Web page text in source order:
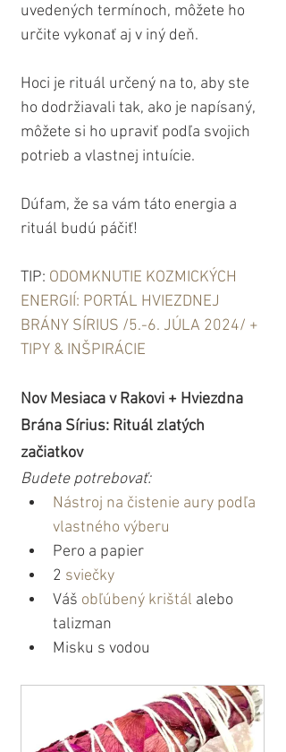
uvedených termínoch, môžete ho
určite vykonať aj v iný deň.
Hoci je rituál určený na to, aby ste
ho dodržiavali tak, ako je napísaný,
môžete si ho upraviť podľa svojich
potrieb a vlastnej intuície.
Dúfam, že sa vám táto energia a
rituál budú páčiť!
TIP: ODOMKNUTIE KOZMICKÝCH
ENERGIÍ: PORTÁL HVIEZDNEJ
BRÁNY SÍRIUS /5.-6. JÚLA 2024/ +
TIPY & INŠPIRÁCIE
Nov Mesiaca v Rakovi + Hviezdna
Brána Sírius: Rituál zlatých
začiatkov
Budete potrebovať:
Nástroj na čistenie aury podľa
vlastného výberu
Pero a papier
2 sviečky
Váš obľúbený krištál alebo
talizman
Misku s vodou